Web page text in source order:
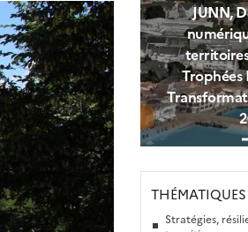
JUNN,
Stratégies,